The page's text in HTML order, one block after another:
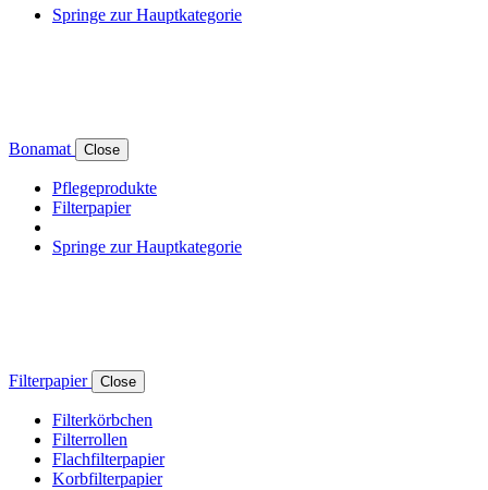
Springe zur Hauptkategorie
Bonamat Close
Pflegeprodukte
Filterpapier
Springe zur Hauptkategorie
Filterpapier Close
Filterkörbchen
Filterrollen
Flachfilterpapier
Korbfilterpapier